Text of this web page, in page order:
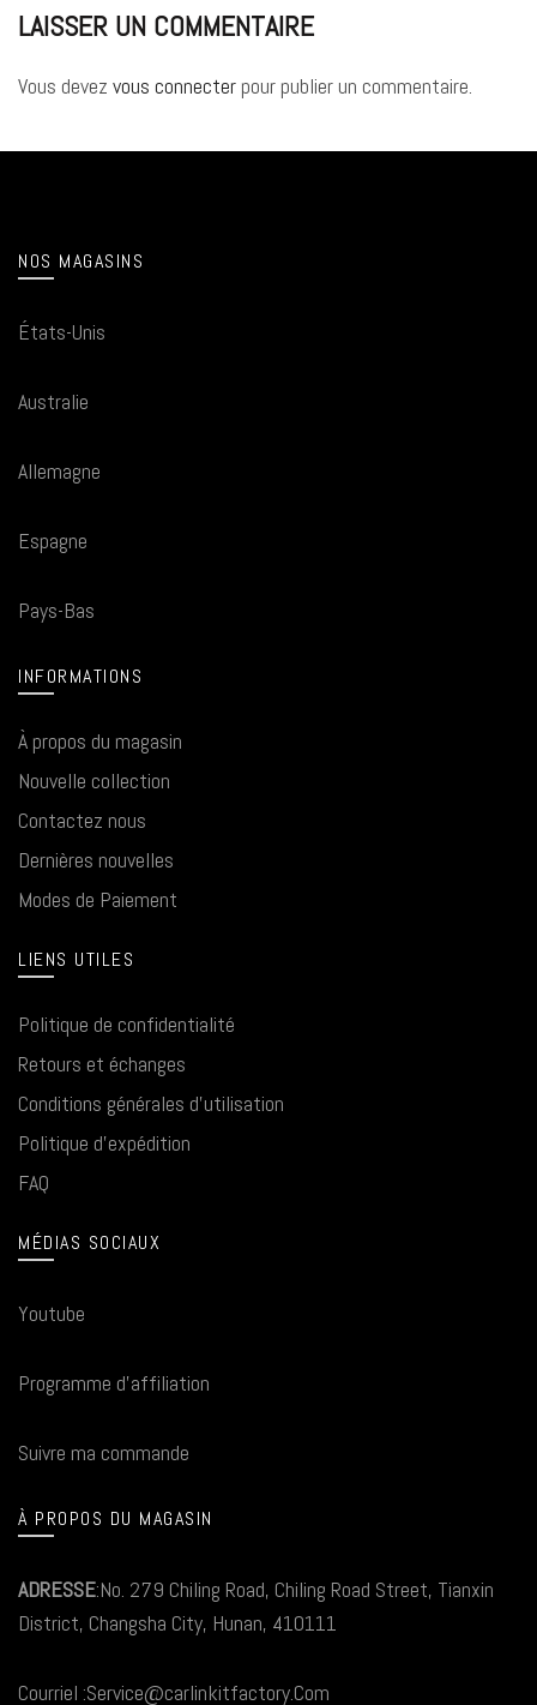
LAISSER UN COMMENTAIRE
Vous devez vous connecter pour publier un commentaire.
NOS MAGASINS
États-Unis
Australie
Allemagne
Espagne
Pays-Bas
INFORMATIONS
À propos du magasin
Nouvelle collection
Contactez nous
Dernières nouvelles
Modes de Paiement
LIENS UTILES
Politique de confidentialité
Retours et échanges
Conditions générales d'utilisation
Politique d'expédition
FAQ
MÉDIAS SOCIAUX
Youtube
Programme d'affiliation
Suivre ma commande
À PROPOS DU MAGASIN
ADRESSE:No. 279 Chiling Road, Chiling Road Street, Tianxin
District, Changsha City, Hunan, 410111
Courriel :Service@carlinkitfactory.Com